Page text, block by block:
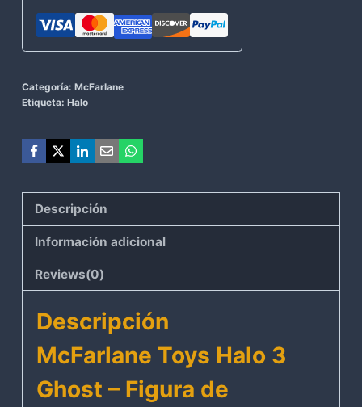
Categoría: McFarlane
Etiqueta: Halo
Descripción
Información adicional
Reviews(0)
Descripción
McFarlane Toys Halo 3
Ghost – Figura de